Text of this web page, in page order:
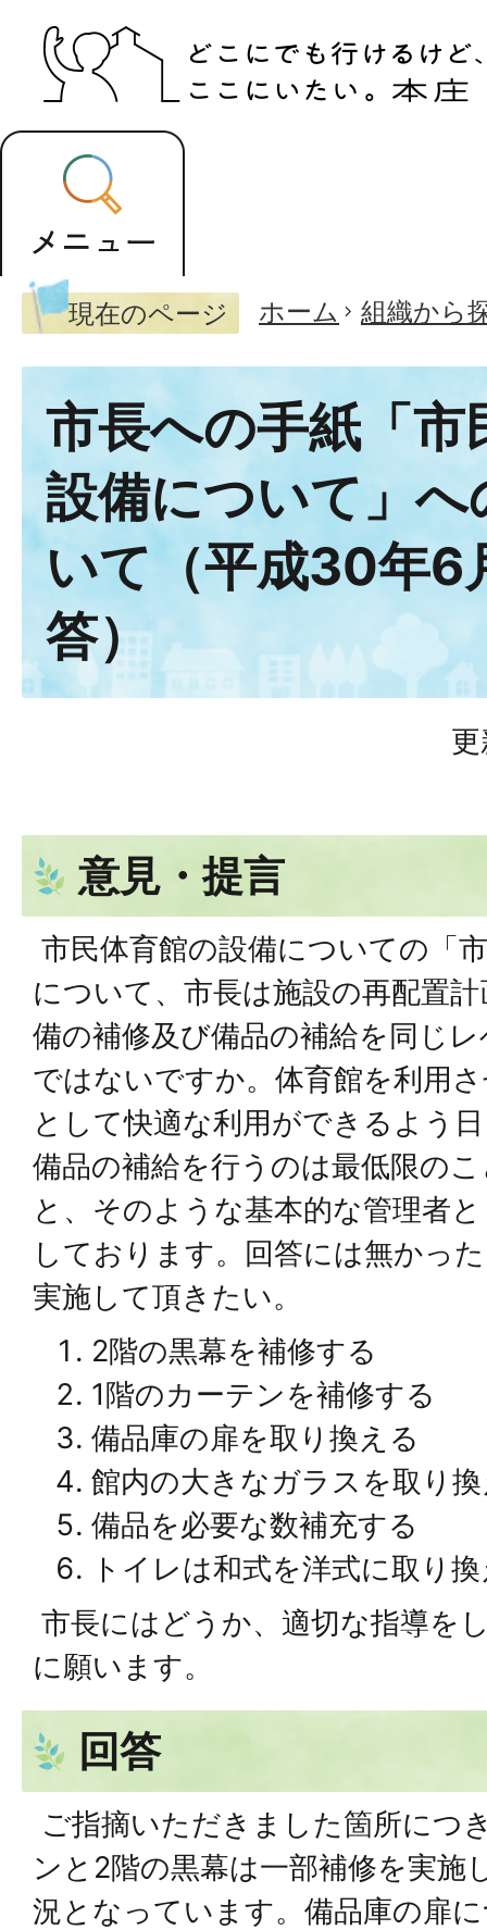
現在のページ ホーム 組織から
市長への手紙「市
設備について」へ
いて（平成30年6
答）
意見・提言
市民体育館の設備についての「
について、市長は施設の再配置
備の補修及び備品の補給を同じ
ではないですか。体育館を利用
として快適な利用ができるよう
備品の補給を行うのは最低限の
と、そのような基本的な管理者
しております。回答には無かっ
実施して頂きたい。
2階の黒幕を補修する
1階のカーテンを補修する
備品庫の扉を取り換える
館内の大きなガラスを取り
備品を必要な数補充する
トイレは和式を洋式に取り
市長にはどうか、適切な指導を
に願います。
回答
ご指摘いただきました箇所につ
ンと2階の黒幕は一部補修を実施
況となっています。備品庫の扉